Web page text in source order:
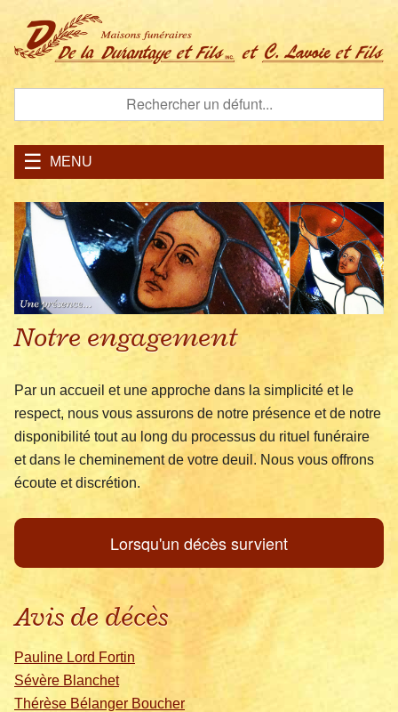
MENU
Notre engagement
Par un accueil et une approche dans la simplicité et le
respect, nous vous assurons de notre présence et de notre
disponibilité tout au long du processus du rituel funéraire
et dans le cheminement de votre deuil. Nous vous offrons
écoute et discrétion.
Lorsqu'un décès survient
Avis de décès
Pauline Lord Fortin
Sévère Blanchet
Thérèse Bélanger Boucher